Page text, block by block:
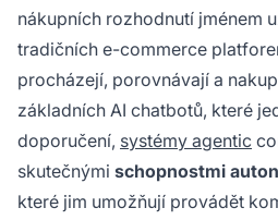
nákupních rozhodnutí jménem
tradičních e-commerce
procházejí, porovnávají a
základních AI chatbotů, které
doporučení, systémy agentic
skutečnými schopnostmi
které jim umožňují provádět